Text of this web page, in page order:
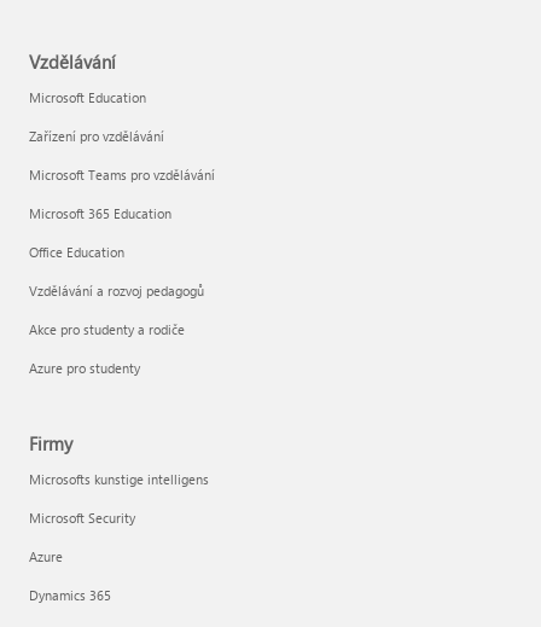
Vzdělávání
Microsoft Education
Zařízení pro vzdělávání
Microsoft Teams pro vzdělávání
Microsoft 365 Education
Office Education
Vzdělávání a rozvoj pedagogů
Akce pro studenty a rodiče
Azure pro studenty
Firmy
Microsofts kunstige intelligens
Microsoft Security
Azure
Dynamics 365